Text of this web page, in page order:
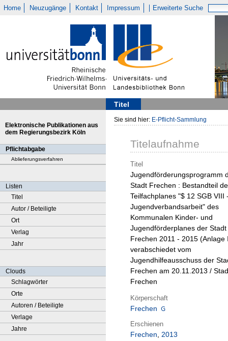
Home Neuzugänge Kontakt Impressum Erweiterte Suche
Titel
Elektronische Publikationen aus
dem Regierungsbezirk Köln
Pflichtabgabe
Ablieferungsverfahren
Listen
Titel
Autor / Beteiligte
Ort
Verlag
Jahr
Clouds
Schlagwörter
Orte
Autoren / Beteiligte
Verlage
Jahre
Sie sind hier: E-Pflicht-Sammlung
Titelaufnahme
Titel
Jugendförderungsprogramm
Stadt Frechen : Bestandteil
Teilfachplanes "$ 12 SGB VIII
Jugendverbandsarbeit" des
Kommunalen Kinder- und
Jugendförderplanes der Stadt
Frechen 2011 - 2015 (Anlage
verabschiedet vom
Jugendhilfeausschuss der
Frechen am 20.11.2013 /
Frechen
Körperschaft
Frechen
Erschienen
Frechen, 2013